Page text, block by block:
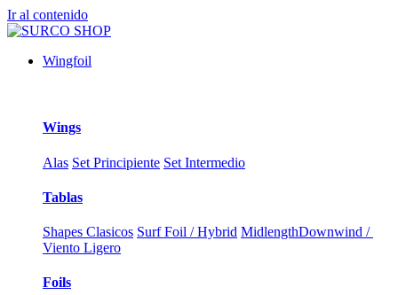
Ir al contenido
Wingfoil
Wings
Alas Set Principiente Set Intermedio
Tablas
Shapes Clasicos Surf Foil / Hybrid MidlengthDownwind /
Viento Ligero
Foils